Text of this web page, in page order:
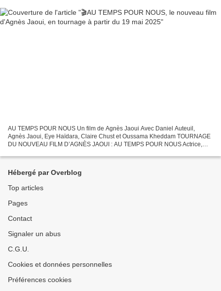
AU TEMPS POUR NOUS Un film de Agnès Jaoui Avec Daniel Auteuil,
Agnès Jaoui, Eye Haïdara, Claire Chust et Oussama Kheddam TOURNAGE
DU NOUVEAU FILM D’AGNÈS JAOUI : AU TEMPS POUR NOUS Actrice,
Hébergé par Overblog
Top articles
Pages
Contact
Signaler un abus
C.G.U.
Cookies et données personnelles
Préférences cookies